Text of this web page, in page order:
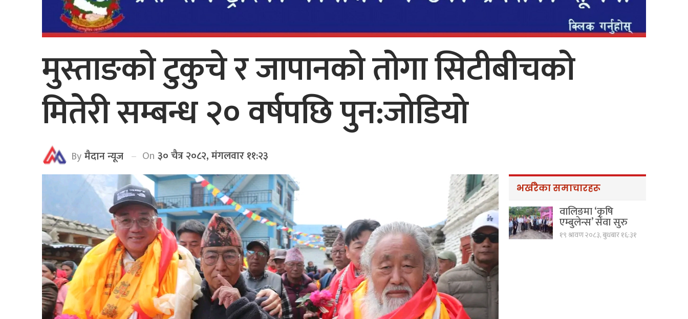
मुस्ताङको टुकुचे र जापानको तोगा सिटीबीचको
मितेरी सम्बन्ध २० वर्षपछि पुन:जाेडियाे
Byमैदान न्यूज On ३० चैत्र २०८२, मंगलवार ११:२३
भर्खरैका समाचारहरू
वालिङमा ‘कृषि
एम्बुलेन्स’ सेवा सुरु
१९ श्रावण २०८३, बुधबार १६:३१